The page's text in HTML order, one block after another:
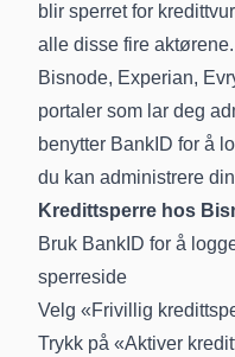
blir sperret for
alle disse fire aktørene.
Bisnode, Experian,
portaler som lar deg
benytter BankID for å
du kan administrere
Kredittsperre hos
Bruk BankID for å
sperreside
Velg «Frivillig
Trykk på «Aktiver